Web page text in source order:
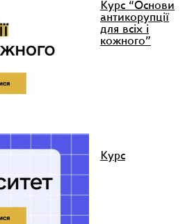
Курс “Основи
антикорупції
для всіх і
кожного”
Курс